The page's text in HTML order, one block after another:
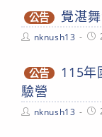
公告 覺湛
Postnknush13
公告
115年
驗營
Postnknush13